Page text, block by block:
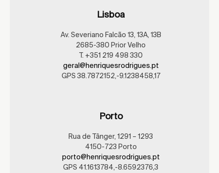
Lisboa
Av. Severiano Falcão 13, 13A, 13B
2685-380 Prior Velho
T. +351 219 498 330
geral@henriquesrodrigues.pt
GPS 38.7872152,-9.1238458,17
Porto
Rua de Tânger, 1291 – 1293
4150-723 Porto
porto@henriquesrodrigues.pt
GPS 41.1613784,-8.6592376,3